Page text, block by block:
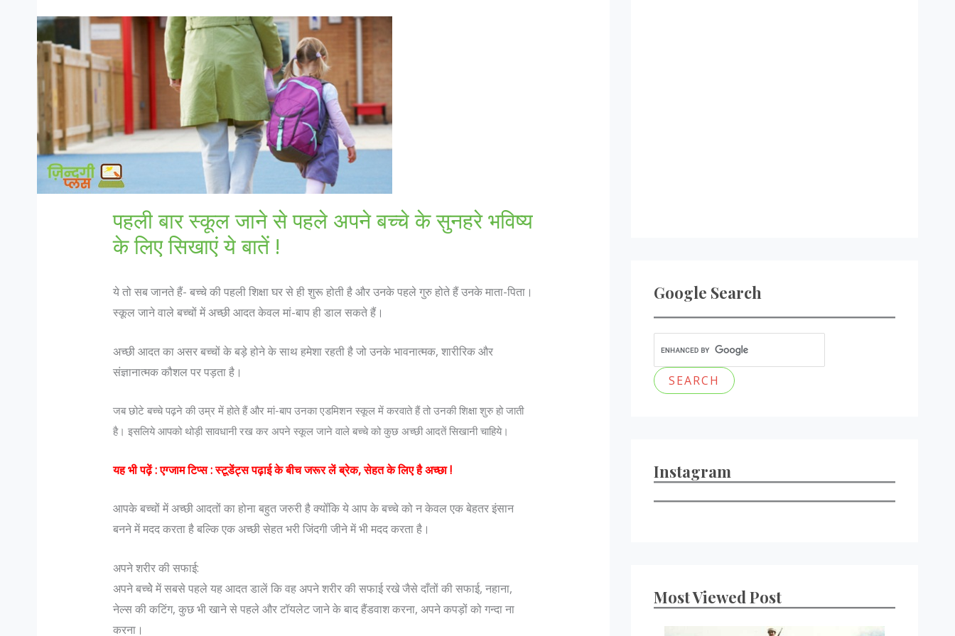
पहली बार स्कूल जाने से पहले अपने बच्चे के सुनहरे भविष्य
के लिए सिखाएं ये बातें !
ये तो सब जानते हैं- बच्चे की पहली शिक्षा घर से ही शुरू होती है और उनके पहले गुरु होते हैं उनके माता-पिता।
स्कूल जाने वाले बच्चों में अच्छी आदत केवल मां-बाप ही डाल सकते हैं।
अच्छी आदत का असर बच्चों के बड़े होने के साथ हमेशा रहती है जो उनके भावनात्मक, शारीरिक और
संज्ञानात्मक कौशल पर पड़ता है।
जब छोटे बच्चे पढ़ने की उम्र में होते हैं और मां-बाप उनका एडमिशन स्कूल में करवाते हैं तो उनकी शिक्षा शुरु हो जाती
है। इसलिये आपको थोड़ी सावधानी रख कर अपने स्कूल जाने वाले बच्चे को कुछ अच्छी आदतें सिखानी चाहिये।
यह भी पढ़ें :एग्जाम टिप्स : स्टूडेंट्स पढ़ाई के बीच जरूर लें ब्रेक, सेहत के लिए है अच्छा !
आपके बच्चों में अच्छी आदतों का होना बहुत जरुरी है क्योँकि ये आप के बच्चे को न केवल एक बेहतर इंसान
बनने में मदद करता है बल्कि एक अच्छी सेहत भरी जिंदगी जीने में भी मदद करता है।
अपने शरीर की सफाई:
अपने बच्चेे में सबसे पहले यह आदत डालें कि वह अपने शरीर की सफाई रखे जैसे दाँतों की सफाई, नहाना,
नेल्स की कटिंग, कुछ भी खाने से पहले और टॉयलेट जाने के बाद हैंडवाश करना, अपने कपड़ों को गन्दा ना
करना।
Google Search
Instagram
Most Viewed Post